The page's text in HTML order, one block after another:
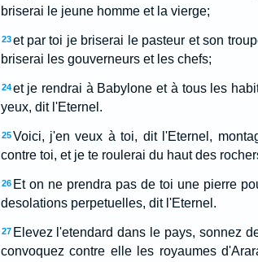
briserai le jeune homme et la vierge;
23 et par toi je briserai le pasteur et son
briserai les gouverneurs et les chefs;
24 et je rendrai à Babylone et à tous les
yeux, dit l'Eternel.
25 Voici, j'en veux à toi, dit l'Eternel,
contre toi, et je te roulerai du haut des
26 Et on ne prendra pas de toi une pierre
desolations perpetuelles, dit l'Eternel.
27 Elevez l'etendard dans le pays, sonnez
convoquez contre elle les royaumes